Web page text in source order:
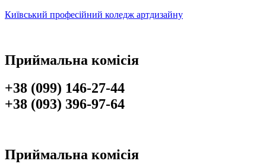
Київський професійний коледж артдизайну
Приймальна комісія
+38 (099) 146-27-44
+38 (093) 396-97-64
Приймальна комісія